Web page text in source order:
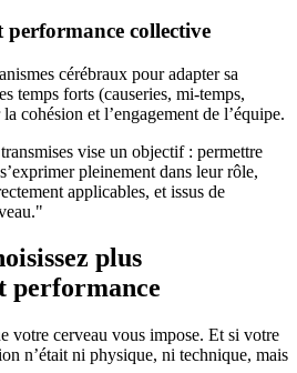
collective
cérébraux pour adapter sa
temps forts (causeries, mi-temps,
cohésion et l’engagement de l’équipe.
vise un objectif : permettre
pleinement dans leur rôle,
applicables, et issus de
plus
performance
votre cerveau vous impose. Et si votre
n’était ni physique, ni technique, mais